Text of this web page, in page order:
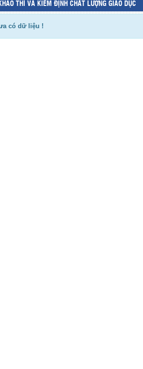
THÍ VÀ KIỂM ĐỊNH CHẤT LƯỢNG GIÁO DỤC
có dữ liệu !